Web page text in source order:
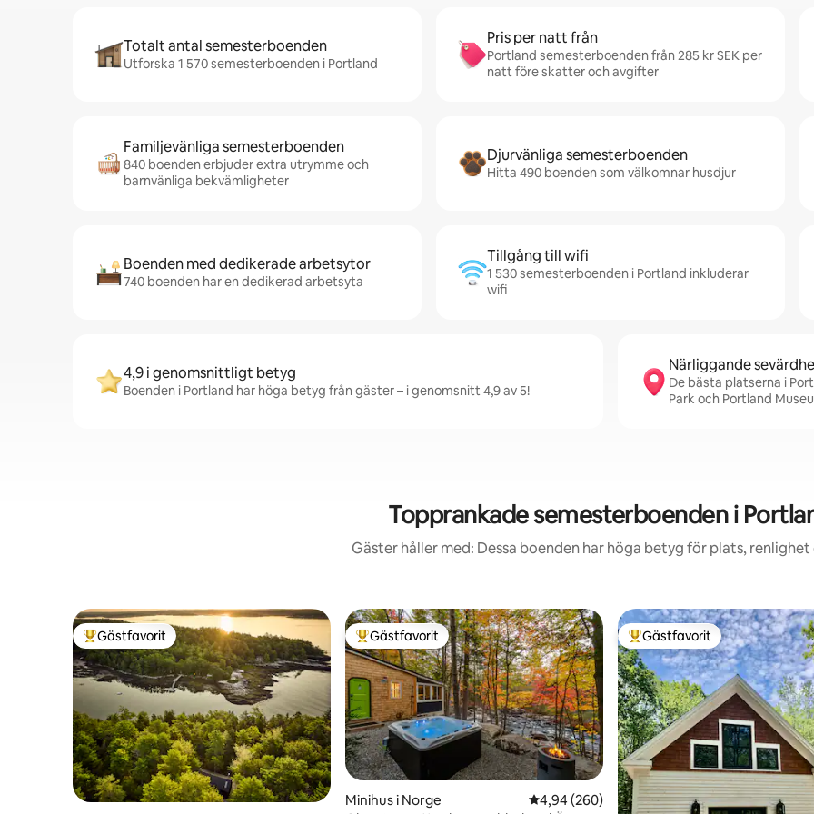
Totalt antal semesterboenden
Utforska 1 570 semesterboenden i Portland
Pris per natt från
Portland semesterboenden från 285 kr SEK per
natt före skatter och avgifter
Familjevänliga semesterboenden
840 boenden erbjuder extra utrymme och
barnvänliga bekvämligheter
Djurvänliga semesterboenden
Hitta 490 boenden som välkomnar husdjur
Boenden med dedikerade arbetsytor
740 boenden har en dedikerad arbetsyta
Tillgång till wifi
1 530 semesterboenden i Portland inkluderar
wifi
4,9 i genomsnittligt betyg
Boenden i Portland har höga betyg från gäster – i genomsnitt 4,9 av 5!
Närliggande
De bästa platserna i
Park och Portland
Topprankade semesterboenden i
Gäster håller med: Dessa boenden har höga betyg för plats, renlighet
Populär gästfavorit
Gästfavorit Populär gästfavorit
Gästfavorit
Minihus i Norge 4,94 av 5 i genomsnittligt betyg, 260
4,94 (260)
Populär gästfavorit
Gästfavorit